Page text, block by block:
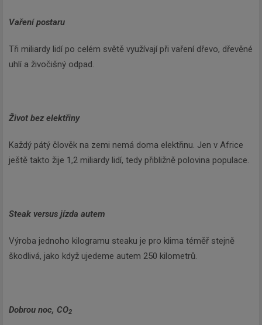
Vaření postaru
Tři miliardy lidí po celém světě využívají při vaření dřevo, dřevěné
uhlí a živočišný odpad.
Život bez elektřiny
Každý pátý člověk na zemi nemá doma elektřinu. Jen v Africe
ještě takto žije 1,2 miliardy lidí, tedy přibližně polovina populace.
Steak versus jízda autem
Výroba jednoho kilogramu steaku je pro klima téměř stejně
škodlivá, jako když ujedeme autem 250 kilometrů.
Dobrou noc, CO2